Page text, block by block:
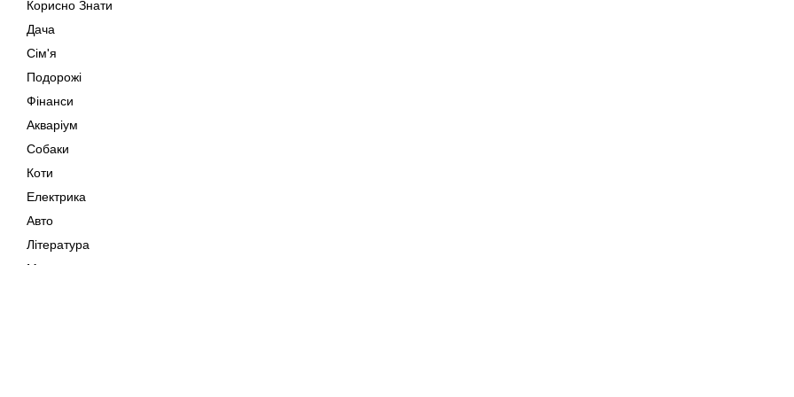
Корисно Знати
Дача
Сім'я
Подорожі
Фінанси
Акваріум
Собаки
Коти
Електрика
Авто
Література
Музика